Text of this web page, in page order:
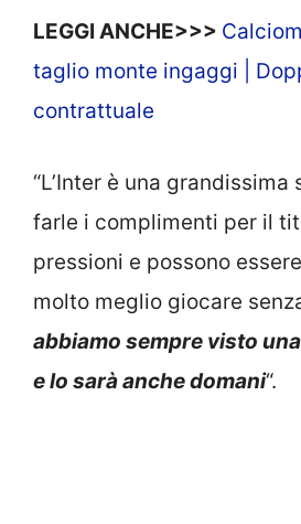
LEGGI ANCHE>>>
taglio monte ingaggi |
contrattuale
“L’Inter è una
farle i complimenti per il
pressioni e possono
molto meglio giocare
abbiamo sempre visto
e lo sarà anche domani“.